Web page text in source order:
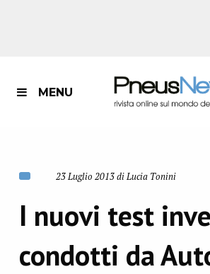
MENU
23 Luglio 2013 di Lucia Tonini
I nuovi test
condotti da